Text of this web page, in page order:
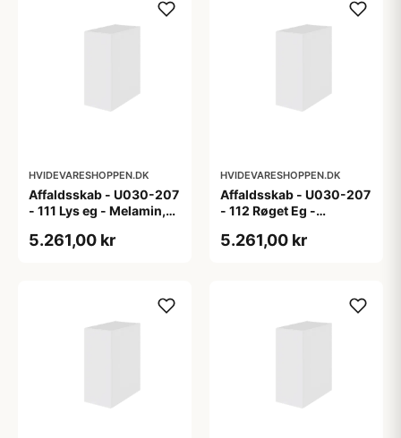
HVIDEVARESHOPPEN.DK
Affaldsskab - U030-207
- 111 Lys eg - Melamin,
5.261,00 kr
HVIDEVARESHOPPEN.DK
Affaldsskab - U030-207
- 112 Røget Eg -
5.261,00 kr